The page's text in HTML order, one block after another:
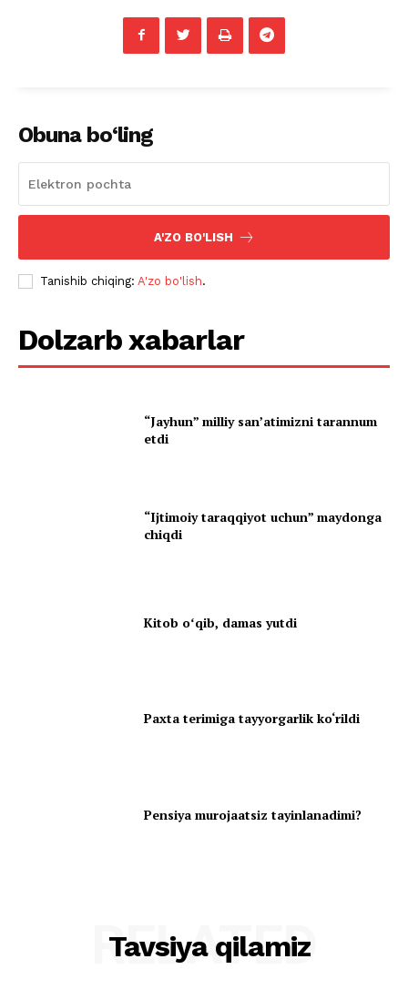
Obuna bo‘ling
A'ZO BO'LISH
Tanishib chiqing: A'zo bo'lish.
Dolzarb xabarlar
“Jayhun” milliy san’atimizni tarannum
etdi
“Ijtimoiy taraqqiyot uchun” maydonga
chiqdi
Kitob oʻqib, damas yutdi
Paxta terimiga tayyorgarlik ko‘rildi
Pensiya murojaatsiz tayinlanadimi?
Tavsiya qilamiz
RELATED